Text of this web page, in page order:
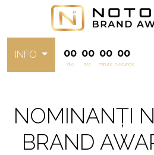
INFO 00
zile
00
ore
00
minute
00
secunde
NOMINANȚI
BRAND